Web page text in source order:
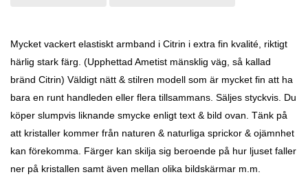
Mycket vackert elastiskt armband i Citrin i extra fin kvalité, riktigt
härlig stark färg. (Upphettad Ametist mänsklig väg, så kallad
bränd Citrin) Väldigt nätt & stilren modell som är mycket fin att ha
bara en runt handleden eller flera tillsammans. Säljes styckvis. Du
köper slumpvis liknande smycke enligt text & bild ovan. Tänk på
att kristaller kommer från naturen & naturliga sprickor & ojämnhet
kan förekomma. Färger kan skilja sig beroende på hur ljuset faller
ner på kristallen samt även mellan olika bildskärmar m.m.